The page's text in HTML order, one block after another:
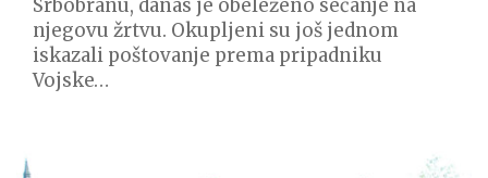
Srbobranu, danas je obeleženo sećanje na
njegovu žrtvu. Okupljeni su još jednom
iskazali poštovanje prema pripadniku
Vojske…